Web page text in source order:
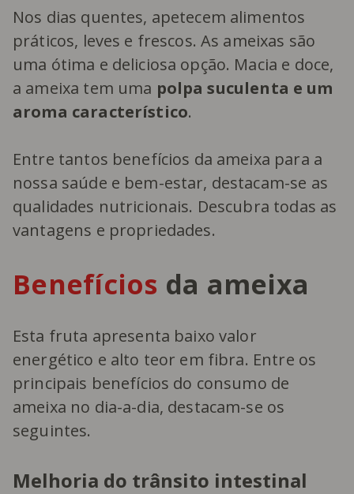
Nos dias quentes, apetecem alimentos
práticos, leves e frescos. As ameixas são
uma ótima e deliciosa opção. Macia e doce,
a ameixa tem uma polpa suculenta e um
aroma característico.
Entre tantos benefícios da ameixa para a
nossa saúde e bem-estar, destacam-se as
qualidades nutricionais. Descubra todas as
vantagens e propriedades.
Benefícios da ameixa
Esta fruta apresenta baixo valor
energético e alto teor em fibra. Entre os
principais benefícios do consumo de
ameixa no dia-a-dia, destacam-se os
seguintes.
Melhoria do trânsito intestinal